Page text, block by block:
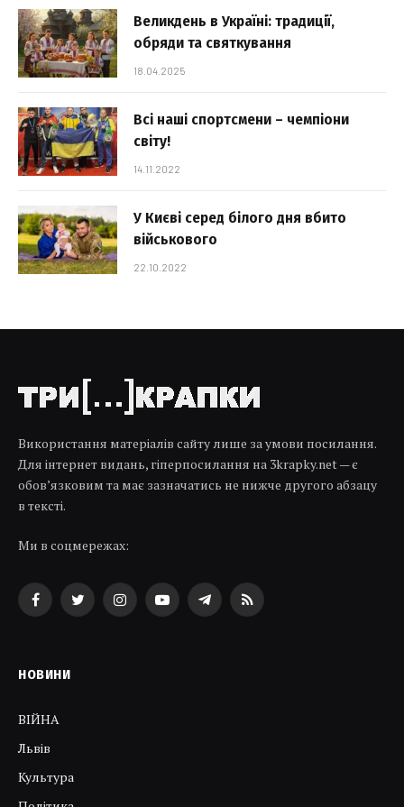
Великдень в Україні: традиції,
обряди та святкування
18.04.2025
Всі наші спортсмени – чемпіони
світу!
14.11.2022
У Києві серед білого дня вбито
військового
22.10.2022
Використання матеріалів сайту лише за умови посилання.
Для інтернет видань, гіперпосилання на 3krapky.net — є
обов’язковим та має зазначатись не нижче другого абзацу
в тексті.
Ми в соцмережах:
FacebookTwitterInstagramYouTubeTelegramRSS
НОВИНИ
ВІЙНА
Львів
Культура